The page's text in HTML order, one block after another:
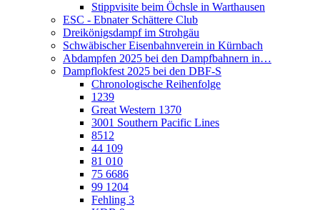
Stippvisite beim Öchsle in Warthausen
ESC - Ebnater Schättere Club
Dreikönigsdampf im Strohgäu
Schwäbischer Eisenbahnverein in Kürnbach
Abdampfen 2025 bei den Dampfbahnern in…
Dampflokfest 2025 bei den DBF-S
Chronologische Reihenfolge
1239
Great Western 1370
3001 Southern Pacific Lines
8512
44 109
81 010
75 6686
99 1204
Fehling 3